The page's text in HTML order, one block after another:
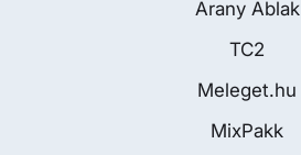
Arany Ablak
TC2
Meleget.hu
MixPakk